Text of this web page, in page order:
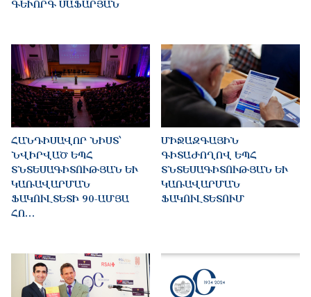
ԳԵՒՈՐԳ ՍԱՖԱՐՅԱՆ
ՀԱՆԴԻՍԱՎՈՐ ՆԻՍՏ՝
ՆՎԻՐՎԱԾ ԵՊՀ
ՏՆՏԵՍԱԳԻՏՈՒԹՅԱՆ ԵՒ Կ
ԱՌԱՎԱՐՄԱՆ Ֆ
ԱԿՈՒԼՏԵՏԻ 90-ԱՄՅԱ Հ
Ո…
ՄԻՋԱԶԳԱՅԻՆ
ԳԻՏԱԺՈՂՈՎ ԵՊՀ
ՏՆՏԵՍԱԳԻՏՈՒԹՅԱՆ ԵՒ Կ
ԱՌԱՎԱՐՄԱՆ Ֆ
ԱԿՈՒԼՏԵՏՈՒՄ